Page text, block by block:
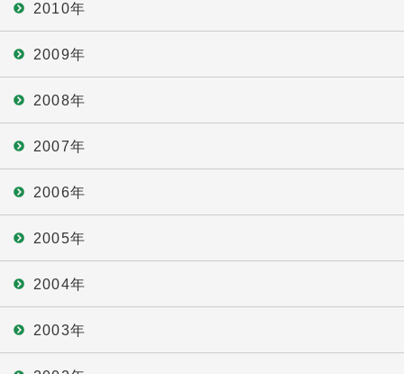
2010年
2009年
2008年
2007年
2006年
2005年
2004年
2003年